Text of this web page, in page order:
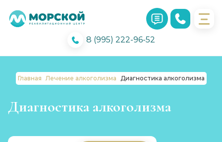
8 (995) 222-96-52
Главная Лечение алкоголизма Диагностика алкоголизма
Диагностика алкоголизма